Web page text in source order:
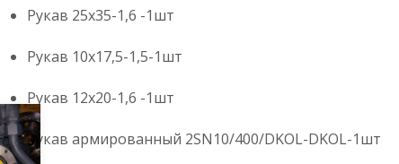
Рукав 25х35-1,6 -1шт
Рукав 10х17,5-1,5-1шт
Рукав 12х20-1,6 -1шт
Рукав армированный 2SN10/400/DKOL-DKOL-1шт